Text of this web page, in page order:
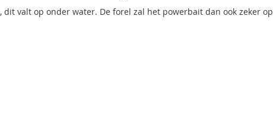
valt op onder water. De forel zal het powerbait dan ook zeker op